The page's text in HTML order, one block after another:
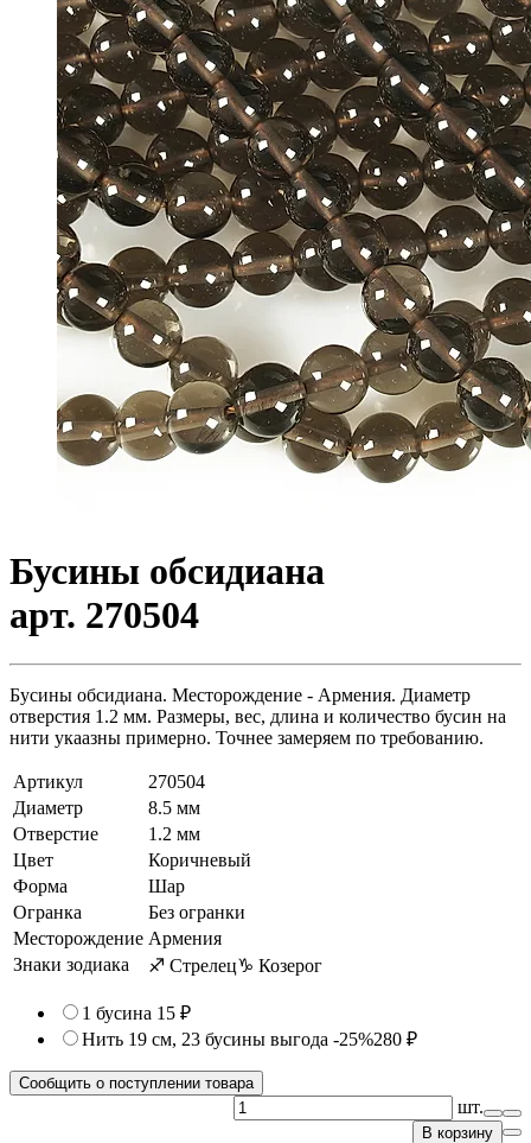
Бусины обсидиана
арт. 270504
Бусины обсидиана. Месторождение - Армения. Диаметр
отверстия 1.2 мм. Размеры, вес, длина и количество бусин на
нити укаазны примерно. Точнее замеряем по требованию.
Артикул
270504
Диаметр
8.5 мм
Отверстие
1.2 мм
Цвет
Коричневый
Форма
Шар
Огранка
Без огранки
Месторождение Армения
Знаки зодиака
♐ Стрелец♑ Козерог
1 бусина 15 ₽
Нить 19 см, 23 бусины выгода -25%280 ₽
Сообщить о поступлении товара
шт.
В корзину